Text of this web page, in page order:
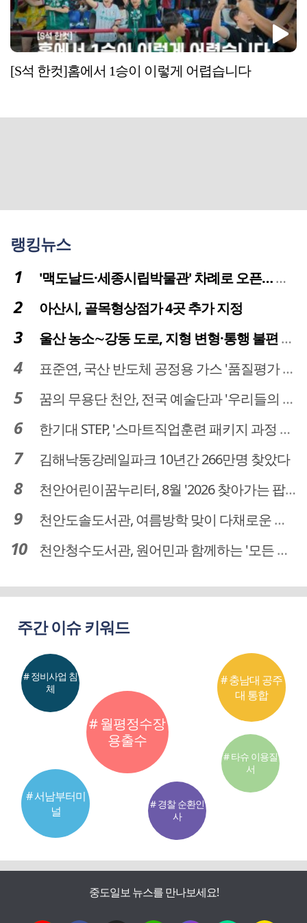
[S석 한컷]홈에서 1승이 이렇게 어렵습니다
랭킹뉴스
'맥도날드·세종시립박물관' 차례로 오픈… 고운동 정주여건 좋아진다
아산시, 골목형상점가 4곳 추가 지정
울산 농소∼강동 도로, 지형 변형·통행 불편 해법 찾는다
표준연, 국산 반도체 공정용 가스 '품질평가 체계' 구축
꿈의 무용단 천안, 전국 예술단과 '우리들의 하모니' 선보여
한기대 STEP, '스마트직업훈련 패키지 과정 3기' 모집
김해낙동강레일파크 10년간 266만명 찾았다
천안어린이꿈누리터, 8월 '2026 찾아가는 팝업놀이터' 운영
천안도솔도서관, 여름방학 맞이 다채로운 독서문화 프로그램 운영
천안청수도서관, 원어민과 함께하는 '모든 영어 모든 독서' 운영
주간 이슈 키워드
# 월평정수장
용출수
# 서남부터미
널
# 충남대 공주
대 통합
# 정비사업 침
체
# 경찰 순환인
사
# 타슈 이용질
서
중도일보 뉴스를 만나보세요!